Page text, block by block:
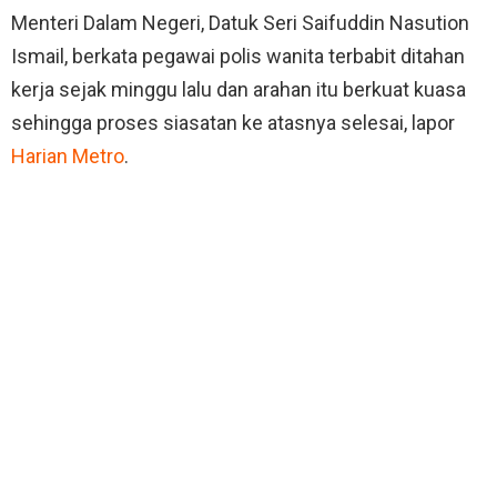
Menteri Dalam Negeri, Datuk Seri Saifuddin Nasution
Ismail, berkata pegawai polis wanita terbabit ditahan
kerja sejak minggu lalu dan arahan itu berkuat kuasa
sehingga proses siasatan ke atasnya selesai, lapor
Harian Metro.